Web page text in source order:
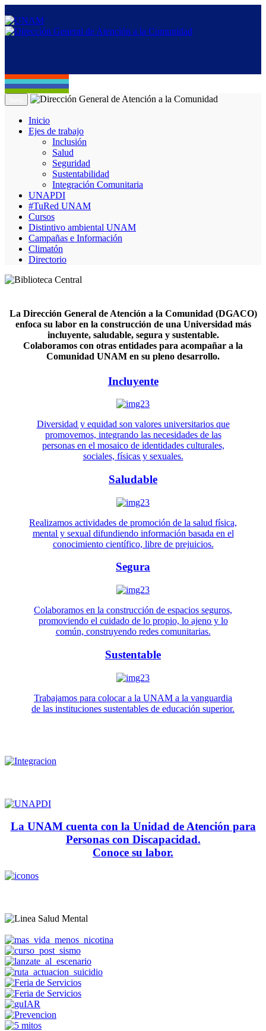
Inicio
Ejes de trabajo
Inclusión
Salud
Seguridad
Sustentabilidad
Integración Comunitaria
UNAPDI
#TuRed UNAM
Cursos
Distintivo ambiental UNAM
Campañas e Información
Climatón
Directorio
La Dirección General de Atención a la Comunidad (DGACO)
enfoca su labor en la construcción de una Universidad más
incluyente, saludable, segura y sustentable.
Colaboramos con otras entidades para acompañar a la
Comunidad UNAM en su pleno desarrollo.
Incluyente
Diversidad y equidad son valores universitarios que
promovemos, integrando las necesidades de las
personas en el mosaico de identidades culturales,
sociales, físicas y sexuales.
Saludable
Realizamos actividades de promoción de la salud física,
mental y sexual difundiendo información basada en el
conocimiento científico, libre de prejuicios.
Segura
Colaboramos en la construcción de espacios seguros,
promoviendo el cuidado de lo propio, lo ajeno y lo
común, construyendo redes comunitarias.
Sustentable
Trabajamos para colocar a la UNAM a la vanguardia
de las instituciones sustentables de educación superior.
La UNAM cuenta con la Unidad de Atención para
Personas con Discapacidad.
Conoce su labor.